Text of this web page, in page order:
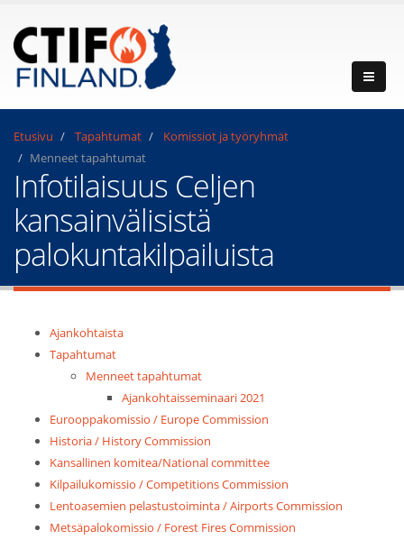
Etusivu Tapahtumat
Komissiot ja työryhmät
Menneet tapahtumat
Infotilaisuus Celjen
kansainvälisistä
palokuntakilpailuista
Ajankohtaista
Tapahtumat
Menneet tapahtumat
Ajankohtaisseminaari 2021
Eurooppakomissio / Europe Commission
Historia / History Commission
Kansallinen komitea/National committee
Kilpailukomissio / Competitions Commission
Lentoasemien pelastustoiminta / Airports Commission
Metsäpalokomissio / Forest Fires Commission